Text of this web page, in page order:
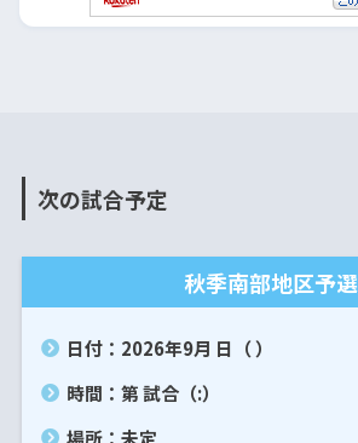
次の試合予定
秋季南部地区予選
日付：2026年9月 日（ ）
時間：第 試合（:）
場所：未定